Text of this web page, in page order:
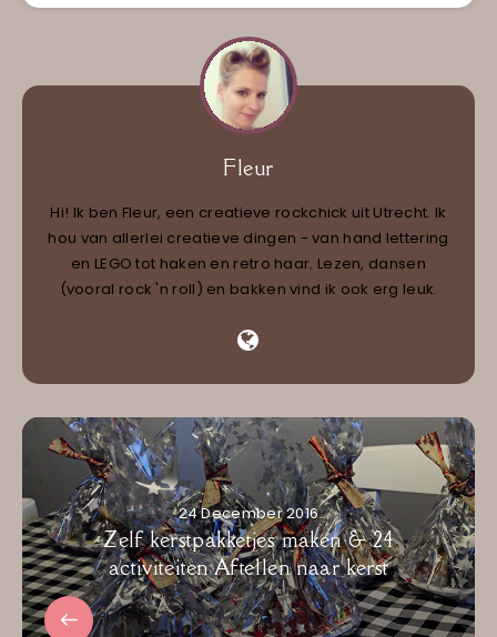
Fleur
Hi! Ik ben Fleur, een creatieve rockchick uit Utrecht. Ik
hou van allerlei creatieve dingen - van hand lettering
en LEGO tot haken en retro haar. Lezen, dansen
(vooral rock 'n roll) en bakken vind ik ook erg leuk.
24 December 2016
Zelf kerstpakketjes maken & 24
activiteiten Aftellen naar kerst